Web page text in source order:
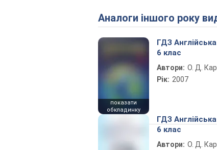
Аналоги іншого року
показати
обкладинку
ГДЗ
6 клас
Автори: О. Д.
Рік: 2007
ГДЗ
6 клас
Автори: О. Д.